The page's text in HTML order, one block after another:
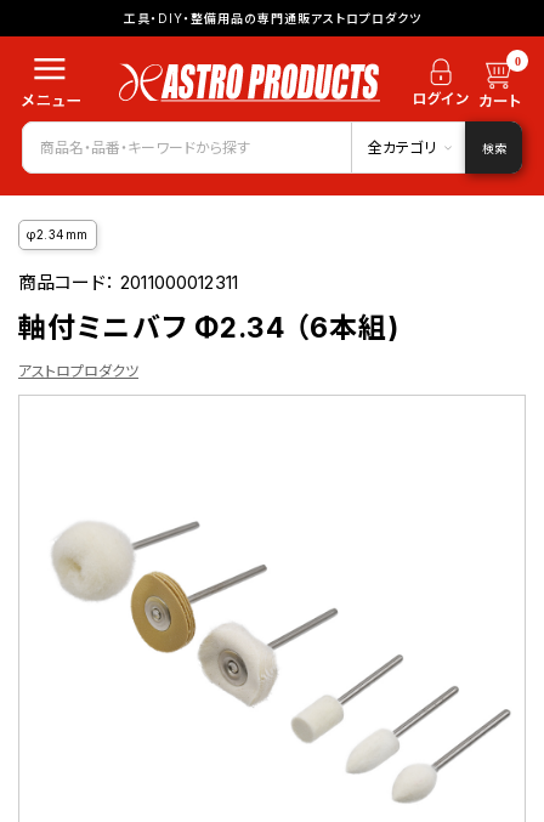
工具・DIY・整備用品の専門通販アストロプロダクツ
0
全カテゴリ 検索
φ2.34mm
商品コード：2011000012311
軸付ミニバフ Φ2.34 （6本組)
アストロプロダクツ